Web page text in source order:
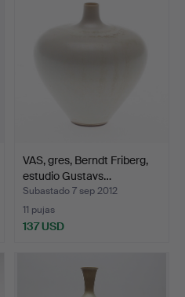
VAS, gres, Berndt Friberg,
estudio Gustavs…
Subastado 7 sep 2012
11 pujas
137 USD